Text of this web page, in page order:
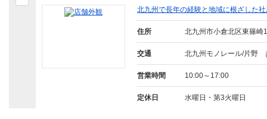
北九州で長年の経験と地域に根ざした
住所 北九州市小倉北区東篠崎1
交通 北九州モノレール/片野
営業時間 10:00～17:00
定休日 水曜日・第3火曜日